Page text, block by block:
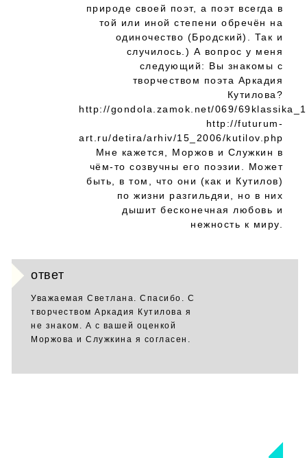
природе своей поэт, а поэт всегда в
той или иной степени обречён на
одиночество (Бродский). Так и
случилось.) А вопрос у меня
следующий: Вы знакомы с
творчеством поэта Аркадия
Кутилова?
http://gondola.zamok.net/069/
http://futurum-
art.ru/detira/arhiv/15_2006/kutilov.php
Мне кажется, Моржов и Служкин в
чём-то созвучны его поэзии. Может
быть, в том, что они (как и Кутилов)
по жизни разгильдяи, но в них
дышит бесконечная любовь и
нежность к миру.
ответ
Уважаемая Светлана. Спасибо. С
творчеством Аркадия Кутилова я
не знаком. А с вашей оценкой
Моржова и Служкина я согласен.